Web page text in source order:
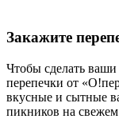
Закажите
Чтобы сделать
перепечки от
вкусные и сытные
пикников на свежем